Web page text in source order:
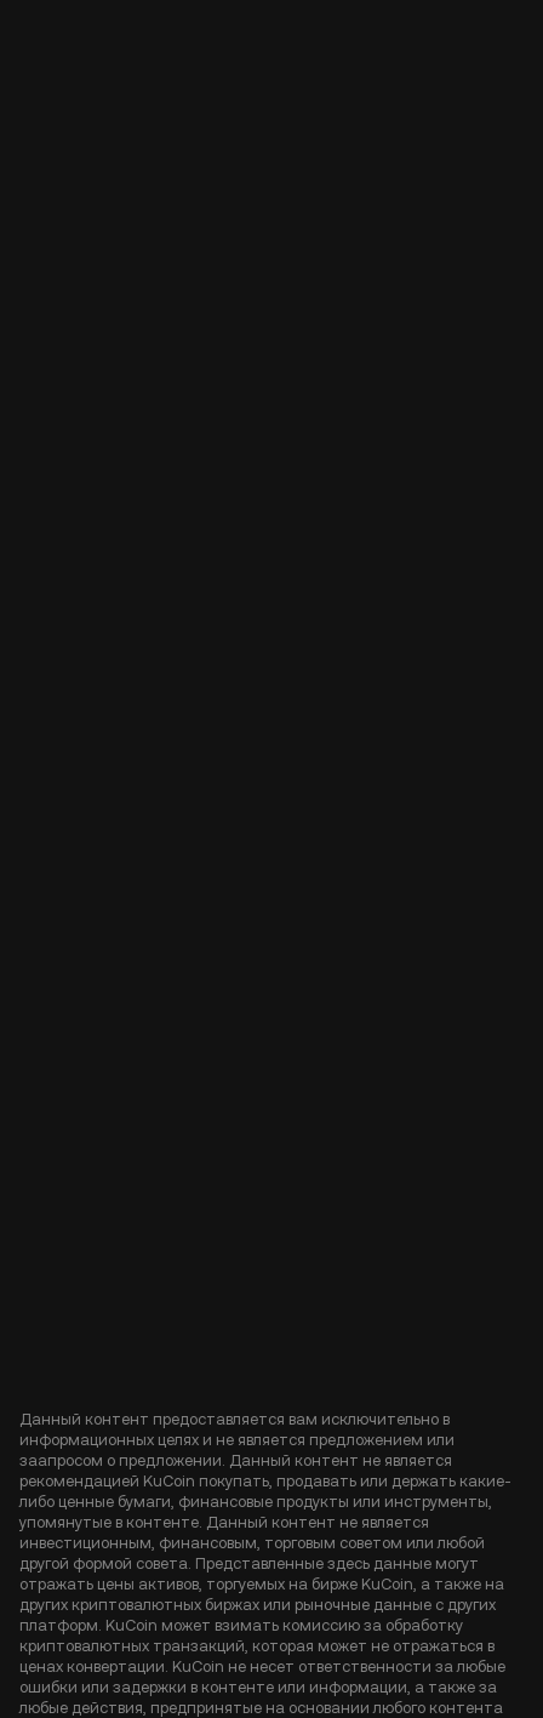
Данный контент предоставляется вам исключительно в
информационных целях и не является предложением или
заапросом о предложении. Данный контент не является
рекомендацией KuCoin покупать, продавать или держать какие-
либо ценные бумаги, финансовые продукты или инструменты,
упомянутые в контенте. Данный контент не является
инвестиционным, финансовым, торговым советом или любой
другой формой совета. Представленные здесь данные могут
отражать цены активов, торгуемых на бирже KuCoin, а также на
других криптовалютных биржах или рыночные данные с других
платформ. KuCoin может взимать комиссию за обработку
криптовалютных транзакций, которая может не отражаться в
ценах конвертации. KuCoin не несет ответственности за любые
ошибки или задержки в контенте или информации, а также за
любые действия, предпринятые на основании любого контента